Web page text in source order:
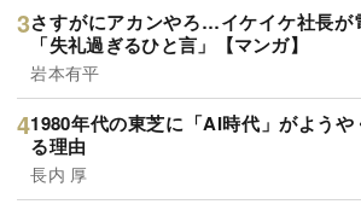
さすがにアカンやろ…イケイケ社長が
「失礼過ぎるひと言」【マンガ】
岩本有平
1980年代の東芝に「AI時代」がようや
る理由
長内 厚